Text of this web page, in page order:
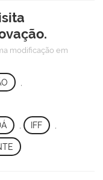
modificação em
IFF